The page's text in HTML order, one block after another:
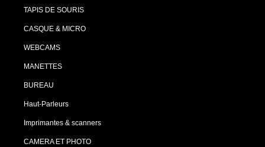
TAPIS DE SOURIS
CASQUE & MICRO
WEBCAMS
MANETTES
BUREAU
Haut-Parleurs
Imprimantes & scanners
CAMERA ET PHOTO